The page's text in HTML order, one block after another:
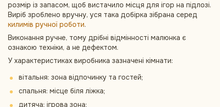
розмір із запасом, щоб вистачило місця для ігор на підлозі.
Виріб зроблено вручну, уся така добірка зібрана серед
килимів ручної роботи.
Виконання ручне, тому дрібні відмінності малюнка є
ознакою техніки, а не дефектом.
У характеристиках виробника зазначені кімнати:
вітальня: зона відпочинку та гостей;
спальня: місце біля ліжка;
дитяча: ігрова зона;